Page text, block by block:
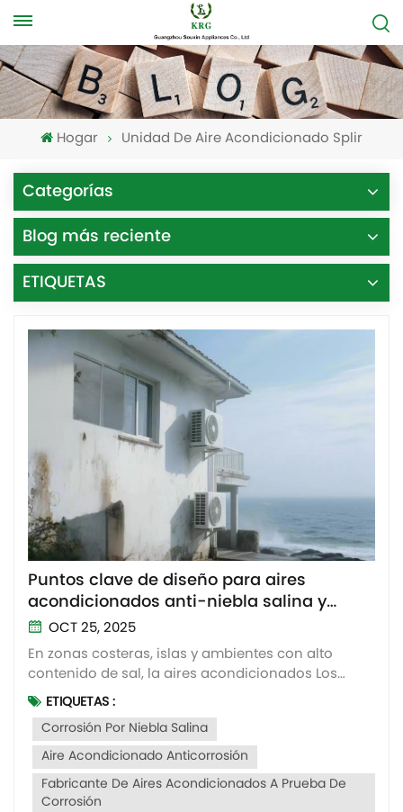
Hogar Unidad De Aire Acondicionado Splir
Categorías
Blog más reciente
ETIQUETAS
Puntos clave de diseño para aires
acondicionados anti-niebla salina y
anticorrosión
OCT 25, 2025
En zonas costeras, islas y ambientes con alto
contenido de sal, la aires acondicionados Los
equipos de aire acondicionado a menudo se
enfrentan a un grave problema: la corrosión por
niebla salina. Una gran cantidad de partículas
salinas presentes en el aire se adhieren a las
aletas del condensador,...
ETIQUETAS :
Corrosión Por Niebla Salina
Aire Acondicionado Anticorrosión
Fabricante De Aires Acondicionados A Prueba De
Corrosión